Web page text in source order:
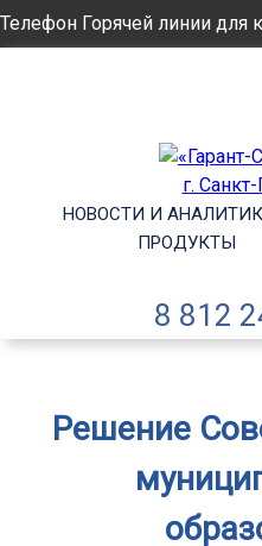
Телефон Горячей линии для
НОВОСТИ И
ПРОДУКТЫ
8 812
Решение